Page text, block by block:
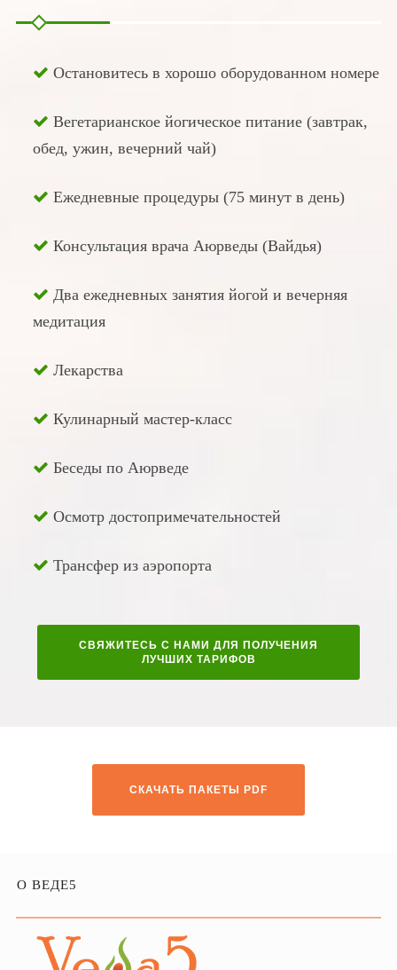
Остановитесь в хорошо оборудованном номере
Вегетарианское йогическое питание (завтрак,
обед, ужин, вечерний чай)
Ежедневные процедуры (75 минут в день)
Консультация врача Аюрведы (Вайдья)
Два ежедневных занятия йогой и вечерняя
медитация
Лекарства
Кулинарный мастер-класс
Беседы по Аюрведе
Осмотр достопримечательностей
Трансфер из аэропорта
СВЯЖИТЕСЬ С НАМИ ДЛЯ ПОЛУЧЕНИЯ
ЛУЧШИХ ТАРИФОВ
СКАЧАТЬ ПАКЕТЫ PDF
О ВЕДЕ5